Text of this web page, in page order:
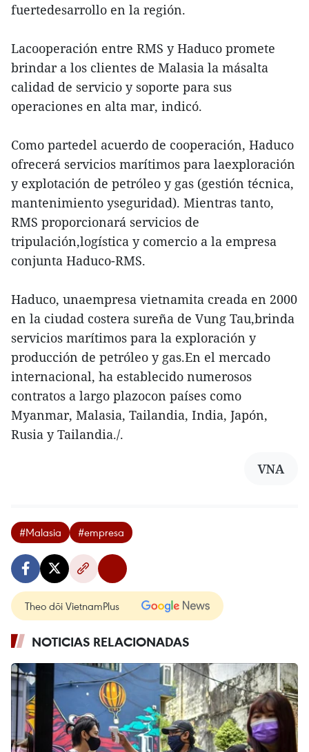
fuertedesarrollo en la región.
Lacooperación entre RMS y Haduco promete
brindar a los clientes de Malasia la másalta
calidad de servicio y soporte para sus
operaciones en alta mar, indicó.
Como partedel acuerdo de cooperación, Haduco
ofrecerá servicios marítimos para laexploración
y explotación de petróleo y gas (gestión técnica,
mantenimiento yseguridad). Mientras tanto,
RMS proporcionará servicios de
tripulación,logística y comercio a la empresa
conjunta Haduco-RMS.
Haduco, unaempresa vietnamita creada en 2000
en la ciudad costera sureña de Vung Tau,brinda
servicios marítimos para la exploración y
producción de petróleo y gas.En el mercado
internacional, ha establecido numerosos
contratos a largo plazocon países como
Myanmar, Malasia, Tailandia, India, Japón,
Rusia y Tailandia./.
VNA
#Malasia #empresa
Theo dõi VietnamPlus
NOTICIAS RELACIONADAS